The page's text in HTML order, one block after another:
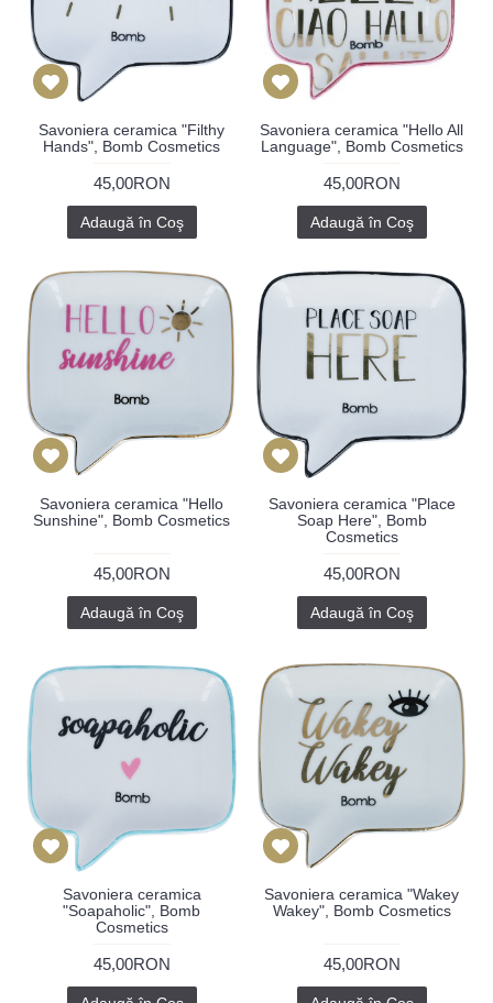
Savoniera ceramica "Filthy
Hands", Bomb Cosmetics
45,00RON
Adaugă în Coş
Savoniera ceramica "Hello All
Language", Bomb Cosmetics
45,00RON
Adaugă în Coş
Savoniera ceramica "Hello
Sunshine", Bomb Cosmetics
45,00RON
Adaugă în Coş
Savoniera ceramica "Place
Soap Here", Bomb
Cosmetics
45,00RON
Adaugă în Coş
Savoniera ceramica
"Soapaholic", Bomb
Cosmetics
45,00RON
Savoniera ceramica "Wakey
Wakey", Bomb Cosmetics
45,00RON